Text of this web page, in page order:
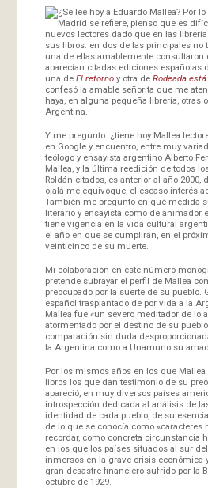
¿Se lee hoy a Eduardo Mallea? Por
Madrid se refiere, pienso que es
nuevos lectores dado que en las
sus libros: en dos de las principales no
una de ellas amablemente consultaron
aparecían citadas ediciones españolas
una de El retorno y otra deRodeada está
confesó la amable señorita que me
haya, en alguna pequeña librería, otras
Argentina.
Y me pregunto: ¿tiene hoy Mallea
en Google y encuentro, entre muy
teólogo y ensayista argentino Alberto
Mallea, y la última reedición de todos
Roldán citados, es anterior al año 2000,
ojalá me equivoque, el escaso interés
También me pregunto en qué medida
literario y ensayista como de animador
tiene vigencia en la vida cultural
el año en que se cumplirán, en el
veinticinco de su muerte.
Mi colaboración en este número
pretende subrayar el perfil de Mallea
preocupado por la suerte de su pueblo.
español trasplantado de por vida a la
Mallea fue «un severo meditador de lo
atormentado por el destino de su
comparación sin duda
la Argentina como a Unamuno su
Por los mismos años en los que
libros los que dan testimonio de su
apareció, en muy diversos países
introspección dedicada al análisis de
identidad de cada pueblo, de su
de lo que se conocía como «caracteres
recordar, como concreta circunstancia
en los que los países situados al sur
inmersos en la grave crisis económica
gran desastre financiero sufrido por la
octubre de 1929.